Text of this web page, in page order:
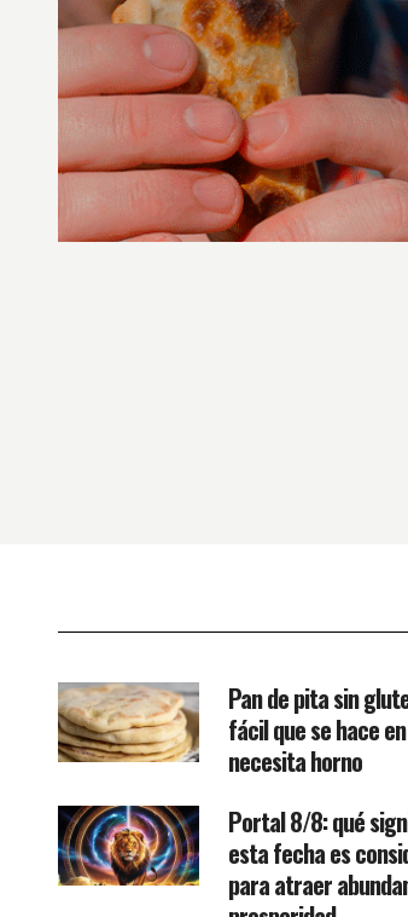
Pan de pita sin
fácil que se hace
necesita horno
Portal 8/8: qué
esta fecha es
para atraer